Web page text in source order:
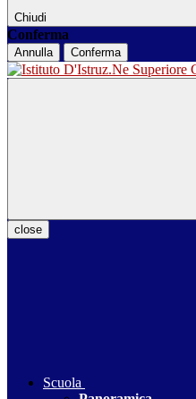
Chiudi
Conferma
Annulla Conferma
close
Scuola